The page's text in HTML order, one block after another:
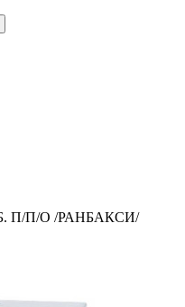
П/П/О /РАНБАКСИ/